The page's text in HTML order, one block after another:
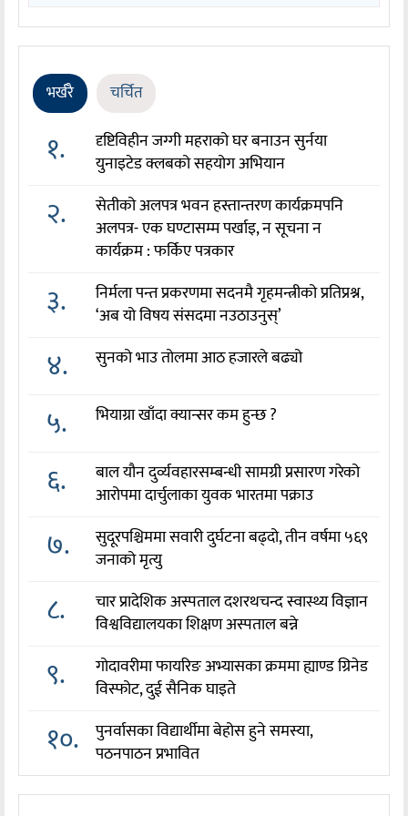
भर्खरै चर्चित
१.
दृष्टिविहीन जग्गी महराको घर बनाउन सुर्नया
युनाइटेड क्लबको सहयोग अभियान
२.
सेतीको अलपत्र भवन हस्तान्तरण कार्यक्रमपनि
अलपत्र- एक घण्टासम्म पर्खाइ, न सूचना न
कार्यक्रम : फर्किए पत्रकार
३.
निर्मला पन्त प्रकरणमा सदनमै गृहमन्त्रीको प्रतिप्रश्न,
‘अब यो विषय संसदमा नउठाउनुस्’
४. सुनको भाउ तोलमा आठ हजारले बढ्यो
५. भियाग्रा खाँदा क्यान्सर कम हुन्छ ?
६.
बाल यौन दुर्व्यवहारसम्बन्धी सामग्री प्रसारण गरेको
आरोपमा दार्चुलाका युवक भारतमा पक्राउ
७.
सुदूरपश्चिममा सवारी दुर्घटना बढ्दो, तीन वर्षमा ५६९
जनाको मृत्यु
८.
चार प्रादेशिक अस्पताल दशरथचन्द स्वास्थ्य विज्ञान
विश्वविद्यालयका शिक्षण अस्पताल बन्ने
९.
गोदावरीमा फायरिङ अभ्यासका क्रममा ह्याण्ड ग्रिनेड
विस्फोट, दुई सैनिक घाइते
१०.
पुनर्वासका विद्यार्थीमा बेहोस हुने समस्या,
पठनपाठन प्रभावित